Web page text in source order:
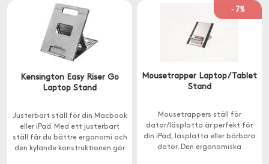
Kensington Easy Riser Go
Laptop Stand
Justerbart ställ för din Macbook
eller iPad. Med ett justerbart
ställ får du bättre ergonomi och
den kylande konstruktionen gör
-7%
Mousetrapper Laptop/Tablet
Stand
Mousetrappers ställ för
dator/läsplatta är perfekt för
din iPad, läsplatta eller bärbara
dator. Den ergonomiska